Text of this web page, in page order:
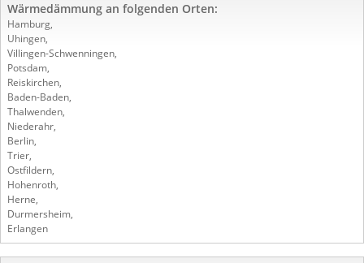
Wärmedämmung an folgenden Orten:
Hamburg,
Uhingen,
Villingen-Schwenningen,
Potsdam,
Reiskirchen,
Baden-Baden,
Thalwenden,
Niederahr,
Berlin,
Trier,
Ostfildern,
Hohenroth,
Herne,
Durmersheim,
Erlangen